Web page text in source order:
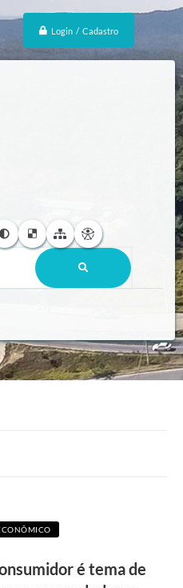
Login / Cadastro
é tema de
o
m